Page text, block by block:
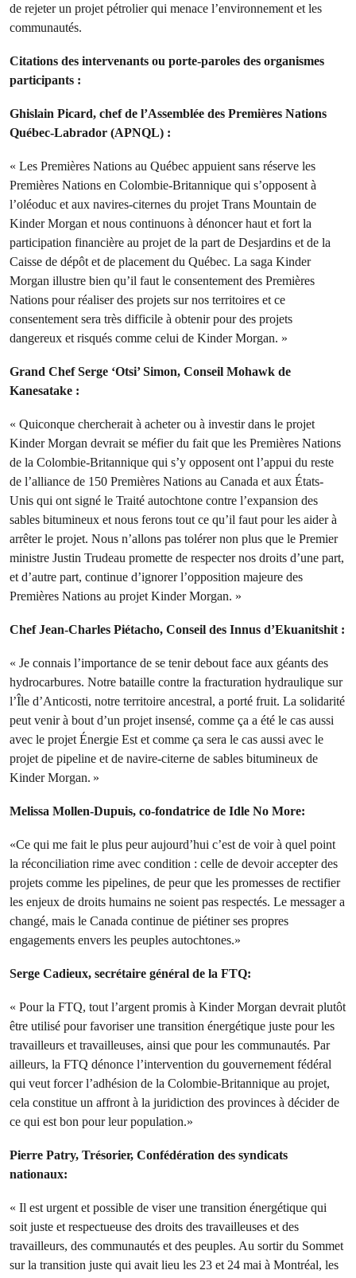
de rejeter un projet pétrolier qui menace l’environnement et les
communautés.
Citations des intervenants ou porte-paroles des organismes
participants :
Ghislain Picard, chef de l’Assemblée des Premières Nations
Québec-Labrador (APNQL) :
« Les Premières Nations au Québec appuient sans réserve les
Premières Nations en Colombie-Britannique qui s’opposent à
l’oléoduc et aux navires-citernes du projet Trans Mountain de
Kinder Morgan et nous continuons à dénoncer haut et fort la
participation financière au projet de la part de Desjardins et de la
Caisse de dépôt et de placement du Québec. La saga Kinder
Morgan illustre bien qu’il faut le consentement des Premières
Nations pour réaliser des projets sur nos territoires et ce
consentement sera très difficile à obtenir pour des projets
dangereux et risqués comme celui de Kinder Morgan. »
Grand Chef Serge ‘Otsi’ Simon, Conseil Mohawk de
Kanesatake :
« Quiconque chercherait à acheter ou à investir dans le projet
Kinder Morgan devrait se méfier du fait que les Premières Nations
de la Colombie-Britannique qui s’y opposent ont l’appui du reste
de l’alliance de 150 Premières Nations au Canada et aux États-
Unis qui ont signé le Traité autochtone contre l’expansion des
sables bitumineux et nous ferons tout ce qu’il faut pour les aider à
arrêter le projet. Nous n’allons pas tolérer non plus que le Premier
ministre Justin Trudeau promette de respecter nos droits d’une part,
et d’autre part, continue d’ignorer l’opposition majeure des
Premières Nations au projet Kinder Morgan. »
Chef Jean-Charles Piétacho, Conseil des Innus d’Ekuanitshit :
« Je connais l’importance de se tenir debout face aux géants des
hydrocarbures. Notre bataille contre la fracturation hydraulique sur
l’Île d’Anticosti, notre territoire ancestral, a porté fruit. La solidarité
peut venir à bout d’un projet insensé, comme ça a été le cas aussi
avec le projet Énergie Est et comme ça sera le cas aussi avec le
projet de pipeline et de navire-citerne de sables bitumineux de
Kinder Morgan. »
Melissa Mollen-Dupuis, co-fondatrice de Idle No More:
«Ce qui me fait le plus peur aujourd’hui c’est de voir à quel point
la réconciliation rime avec condition : celle de devoir accepter des
projets comme les pipelines, de peur que les promesses de rectifier
les enjeux de droits humains ne soient pas respectés. Le messager a
changé, mais le Canada continue de piétiner ses propres
engagements envers les peuples autochtones.»
Serge Cadieux, secrétaire général de la FTQ:
« Pour la FTQ, tout l’argent promis à Kinder Morgan devrait plutôt
être utilisé pour favoriser une transition énergétique juste pour les
travailleurs et travailleuses, ainsi que pour les communautés. Par
ailleurs, la FTQ dénonce l’intervention du gouvernement fédéral
qui veut forcer l’adhésion de la Colombie-Britannique au projet,
cela constitue un affront à la juridiction des provinces à décider de
ce qui est bon pour leur population.»
Pierre Patry, Trésorier, Confédération des syndicats
nationaux:
« Il est urgent et possible de viser une transition énergétique qui
soit juste et respectueuse des droits des travailleuses et des
travailleurs, des communautés et des peuples. Au sortir du Sommet
sur la transition juste qui avait lieu les 23 et 24 mai à Montréal, les